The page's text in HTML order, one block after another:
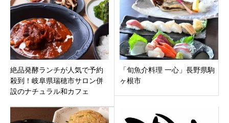
絶品発酵ランチが人気で予約
殺到！岐阜県瑞穂市サロン併
設のナチュラル和カフェ
「旬魚介料理 一心」長野県駒
ヶ根市